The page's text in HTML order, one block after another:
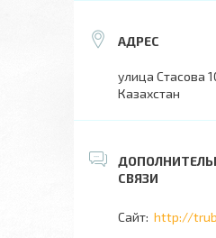
улица Стасова
Казахстан
http://